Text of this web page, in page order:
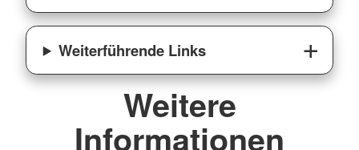
Weiterführende Links
Weitere
Informationen